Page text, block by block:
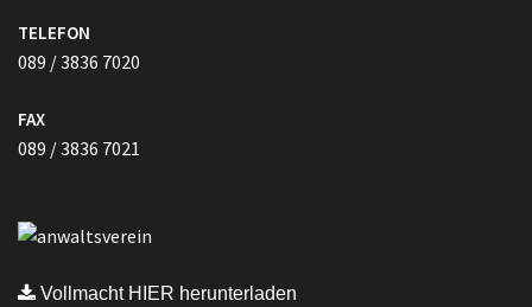
TELEFON
089 / 3836 7020
FAX
089 / 3836 7021
Vollmacht HIER herunterladen